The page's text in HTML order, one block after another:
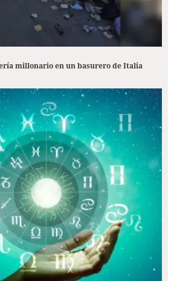
millonario en un basurero de Italia